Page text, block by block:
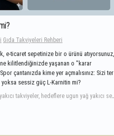
Gıda Takviyeleri Rehberi
e-ticaret sepetinize bir o ürünü atıyorsunuz,
kilitlendiğinizde yaşanan o "karar
çantanızda kime yer açmalısınız: Sizi ter
sessiz güç L-Karnitin mi?